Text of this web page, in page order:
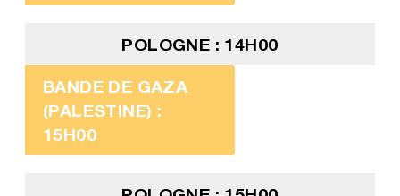
POLOGNE : 14H00
BANDE DE GAZA
(PALESTINE) :
15H00